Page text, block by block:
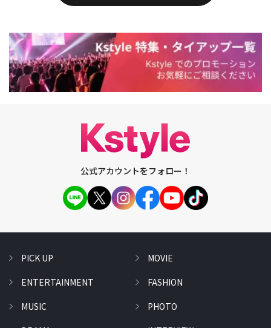
公式アカウントをフォロー！
PICK UP
ENTERTAINMENT
MUSIC
MOVIE
FASHION
PHOTO